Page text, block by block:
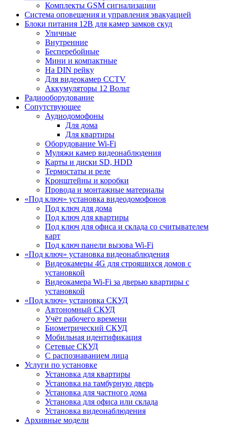
Комплекты GSM сигнализации
Cистема оповещения и управления эвакуацией
Блоки питания 12В для камер замков скуд
Уличные
Внутренние
Бесперебойные
Мини и компактные
На DIN рейку
Для видеокамер CCTV
Аккумуляторы 12 Вольт
Радиооборудование
Сопутствующее
Аудиодомофоны
Для дома
Для квартиры
Оборудование Wi-Fi
Муляжи камер видеонаблюдения
Карты и диски SD, HDD
Термостаты и реле
Кронштейны и коробки
Провода и монтажные материалы
«Под ключ» установка видеодомофонов
Под ключ для дома
Под ключ для квартиры
Под ключ для офиса и склада со считывателем
карт
Под ключ панели вызова Wi-Fi
«Под ключ» установка видеонаблюдения
Видеокамеры 4G для строящихся домов с
установкой
Видеокамера Wi-Fi за дверью квартиры с
установкой
«Под ключ» установка СКУД
Автономный СКУД
Учёт рабочего времени
Биометрический СКУД
Мобильная идентификация
Сетевые СКУД
С распознаванием лица
Услуги по установке
Установка для квартиры
Установка на тамбурную дверь
Установка для частного дома
Установка для офиса или склада
Установка видеонаблюдения
Архивные модели